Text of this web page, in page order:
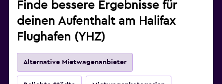
Finde bessere Ergebnisse für
deinen Aufenthalt am Halifax
Flughafen (YHZ)
Alternative Mietwagenanbieter